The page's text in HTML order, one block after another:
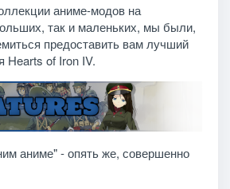
аниме-модов на
так и маленьких, мы были,
предоставить вам лучший
Hearts of Iron IV.
аниме" - опять же, совершенно